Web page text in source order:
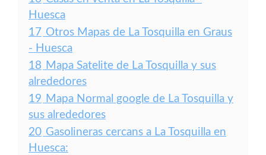
Huesca
17 Otros Mapas de La Tosquilla en Graus
- Huesca
18 Mapa Satelite de La Tosquilla y sus
alrededores
19 Mapa Normal google de La Tosquilla y
sus alrededores
20 Gasolineras cercans a La Tosquilla en
Huesca: